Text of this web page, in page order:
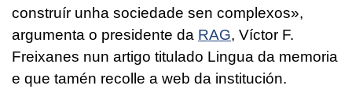
construír unha sociedade sen complexos»,
argumenta o presidente da RAG, Víctor F.
Freixanes nun artigo titulado Lingua da memoria
e que tamén recolle a web da institución.